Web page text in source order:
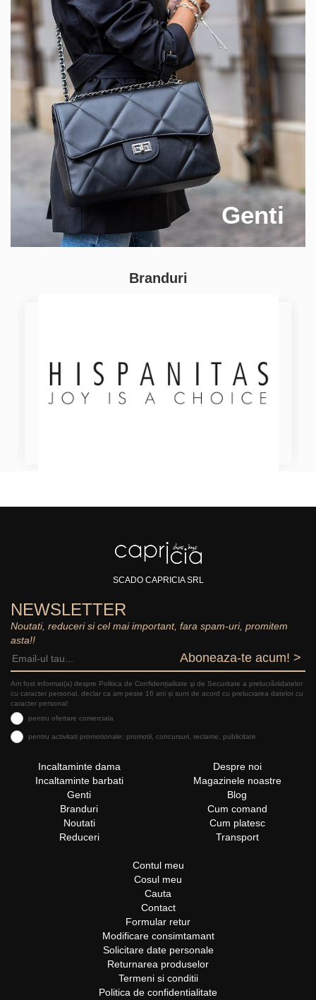
Genti
Branduri
SCADO CAPRICIA SRL
NEWSLETTER
Noutati, reduceri si cel mai important, fara spam-uri, promitem
asta!!
Aboneaza-te acum! >
Am fost informat(a) despre Politica de Confidențialitate şi de Securitate a prelucrăriidatelor
cu caracter personal, declar ca am peste 16 ani și sunt de acord cu prelucrarea datelor cu
caracter personal:
pentru ofertare comerciala
pentru activitati promotionale: promotii, concursuri, reclame, publicitate
Incaltaminte dama
Incaltaminte barbati
Genti
Branduri
Noutati
Reduceri
Despre noi
Magazinele noastre
Blog
Cum comand
Cum platesc
Transport
Contul meu
Cosul meu
Cauta
Contact
Formular retur
Modificare consimtamant
Solicitare date personale
Returnarea produselor
Termeni si conditii
Politica de confidentialitate